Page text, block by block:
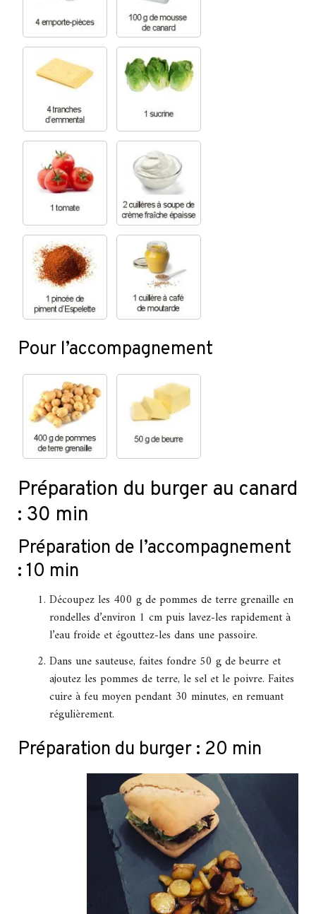
Pour l’accompagnement
Préparation du burger au canard
: 30 min
Préparation de l’accompagnement
: 10 min
Découpez les 400 g de pommes de terre grenaille en
rondelles d’environ 1 cm puis lavez-les rapidement à
l’eau froide et égouttez-les dans une passoire.
Dans une sauteuse, faites fondre 50 g de beurre et
ajoutez les pommes de terre, le sel et le poivre. Faites
cuire à feu moyen pendant 30 minutes, en remuant
régulièrement.
Préparation du burger : 20 min